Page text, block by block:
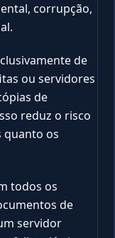
corrupção,
de
ou servidores
de
reduz o risco
quanto os
todos os
de
servidor